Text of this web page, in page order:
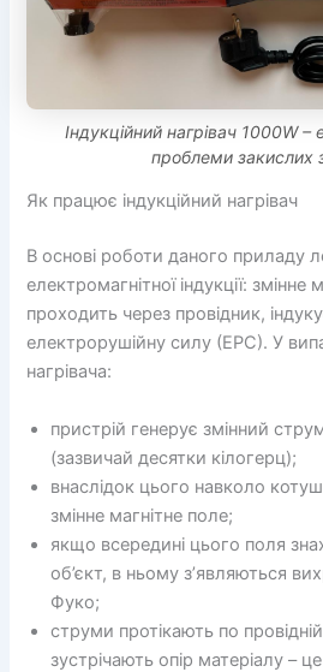
Індукційний нагрівач 1000W
проблеми закислих
Як працює індукційний нагрівач
В основі роботи даного приладу
електромагнітної індукції: змінне
проходить через провідник,
електрорушійну силу (ЕРС). У
нагрівача:
пристрій генерує змінний
(зазвичай десятки кілогерц);
внаслідок цього навколо
змінне магнітне поле;
якщо всередині цього поля
об’єкт, в ньому з’являються
Фуко;
струми протікають по
зустрічають опір матеріалу –